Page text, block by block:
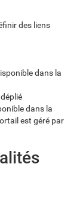
des liens
dans la
dans la
est géré par